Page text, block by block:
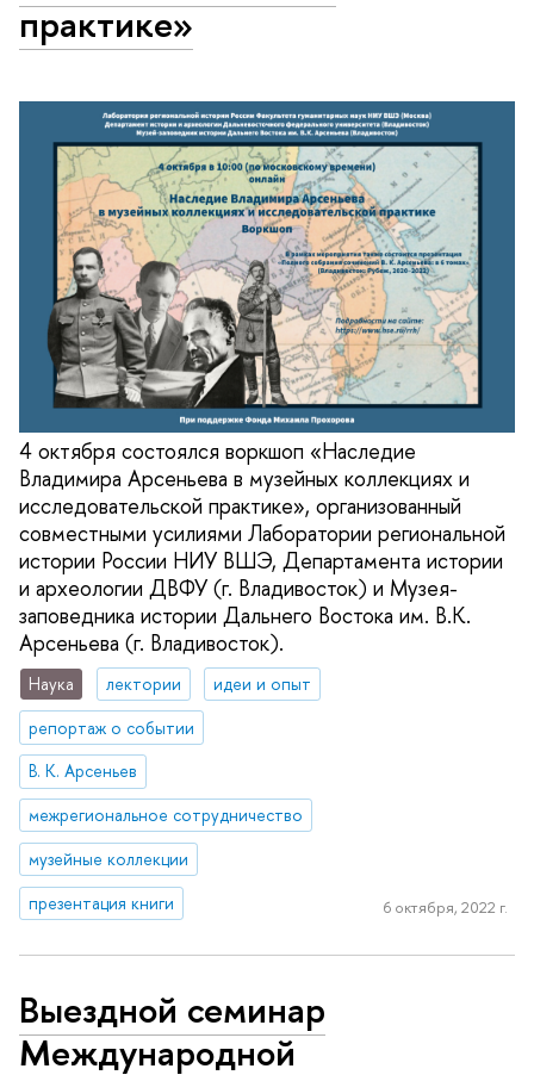
практике»
4 октября состоялся воркшоп «Наследие
Владимира Арсеньева в музейных коллекциях и
исследовательской практике», организованный
совместными усилиями Лаборатории региональной
истории России НИУ ВШЭ, Департамента истории
и археологии ДВФУ (г. Владивосток) и Музея-
заповедника истории Дальнего Востока им. В.К.
Арсеньева (г. Владивосток).
Наука лектории
идеи и опыт
репортаж о событии
В. К. Арсеньев
межрегиональное сотрудничество
музейные коллекции
презентация книги
6 октября, 2022 г.
Выездной семинар
Международной